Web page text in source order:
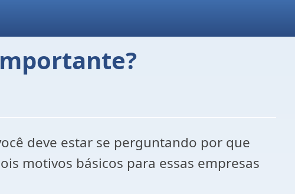
deve estar se perguntando por que
motivos básicos para essas empresas